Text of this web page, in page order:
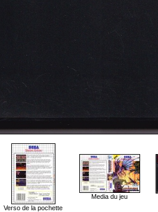
Verso de la pochette
Media du jeu